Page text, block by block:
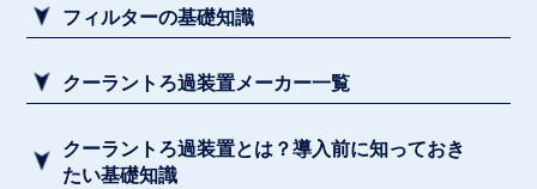
フィルターの基礎知識
クーラントろ過装置メーカー一覧
クーラントろ過装置とは？導入前に知っておき
たい基礎知識